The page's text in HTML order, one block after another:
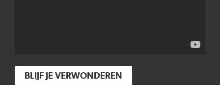
BLIJF JE VERWONDEREN